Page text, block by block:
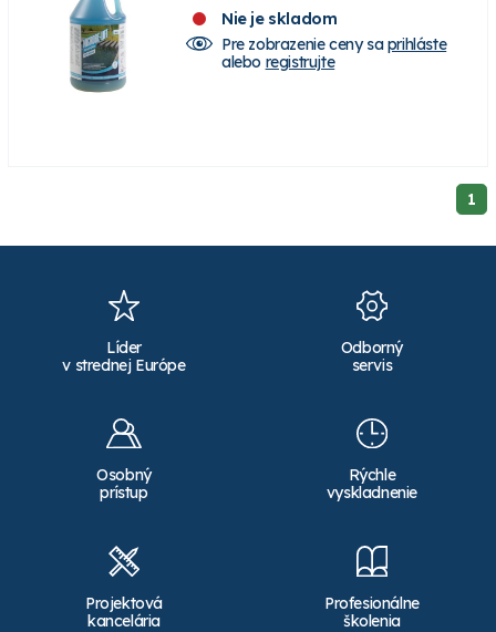
Nie je skladom
Pre zobrazenie ceny saprihláste
alebo registrujte
1
Líder
v strednej Európe
Odborný
servis
Osobný
prístup
Rýchle
vyskladnenie
Projektová
kancelária
Profesionálne
školenia